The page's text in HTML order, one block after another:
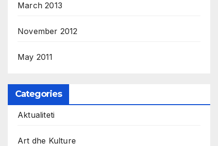
March 2013
November 2012
May 2011
Categories
Aktualiteti
Art dhe Kulture